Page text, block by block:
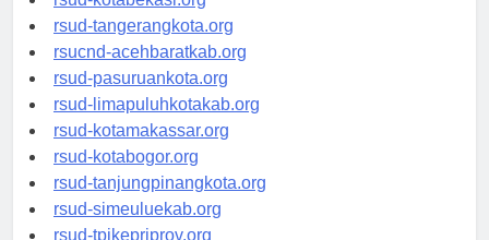
rsud-kotabekasi.org
rsud-tangerangkota.org
rsucnd-acehbaratkab.org
rsud-pasuruankota.org
rsud-limapuluhkotakab.org
rsud-kotamakassar.org
rsud-kotabogor.org
rsud-tanjungpinangkota.org
rsud-simeuluekab.org